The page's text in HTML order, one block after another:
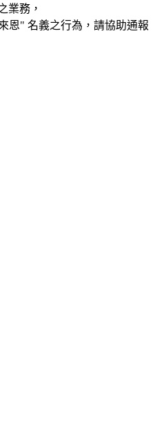
業務，
恩" 名義之行為，請協助通報